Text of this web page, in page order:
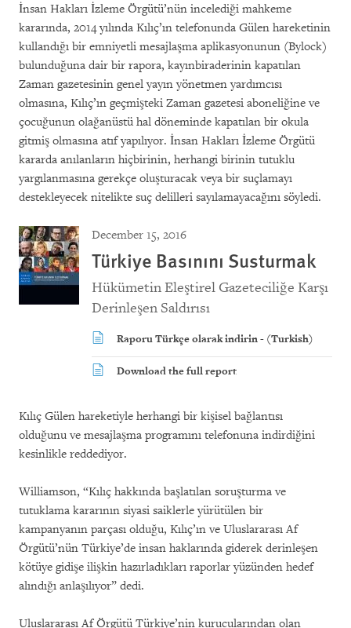
İnsan Hakları İzleme Örgütü’nün incelediği mahkeme
kararında, 2014 yılında Kılıç’ın telefonunda Gülen hareketinin
kullandığı bir emniyetli mesajlaşma aplikasyonunun (Bylock)
bulunduğuna dair bir rapora, kayınbiraderinin kapatılan
Zaman gazetesinin genel yayın yönetmen yardımcısı
olmasına, Kılıç’ın geçmişteki Zaman gazetesi aboneliğine ve
çocuğunun olağanüstü hal döneminde kapatılan bir okula
gitmiş olmasına atıf yapılıyor. İnsan Hakları İzleme Örgütü
kararda anılanların hiçbirinin, herhangi birinin tutuklu
yargılanmasına gerekçe oluşturacak veya bir suçlamayı
destekleyecek nitelikte suç delilleri sayılamayacağını söyledi.
December 15, 2016
Türkiye Basınını Susturmak
Hükümetin Eleştirel Gazeteciliğe Karşı
Derinleşen Saldırısı
Raporu Türkçe olarak indirin - (Turkish)
Download the full report
Kılıç Gülen hareketiyle herhangi bir kişisel bağlantısı
olduğunu ve mesajlaşma programını telefonuna indirdiğini
kesinlikle reddediyor.
Williamson, “Kılıç hakkında başlatılan soruşturma ve
tutuklama kararının siyasi saiklerle yürütülen bir
kampanyanın parçası olduğu, Kılıç’ın ve Uluslararası Af
Örgütü’nün Türkiye’de insan haklarında giderek derinleşen
kötüye gidişe ilişkin hazırladıkları raporlar yüzünden hedef
alındığı anlaşılıyor” dedi.
Uluslararası Af Örgütü Türkiye’nin kurucularından olan